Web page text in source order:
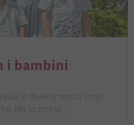
i bambini
e divertimento sono
Ma lo stress…